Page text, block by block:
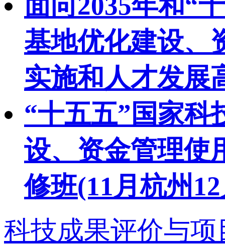
基地优化建设、
实施和人才发展
“十五五”国家科
设、资金管理使
修班(11月杭州
科技成果评价与